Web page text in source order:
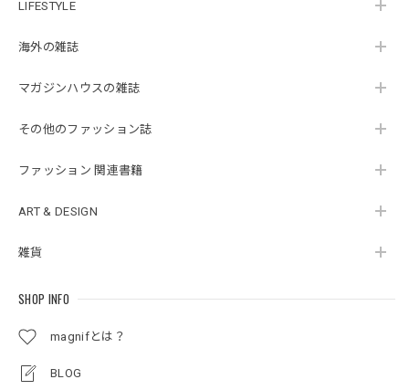
LIFESTYLE
海外の雑誌
マガジンハウスの雑誌
その他のファッション誌
ファッション 関連書籍
ART & DESIGN
雑貨
SHOP INFO
magnifとは？
BLOG